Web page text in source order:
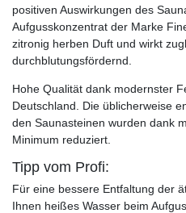
positiven Auswirkungen des
Aufgusskonzentrat der Marke
zitronig herben Duft und wirkt
durchblutungsfördernd.
Hohe Qualität dank modernster
Deutschland. Die üblicherweise
den Saunasteinen wurden dank
Minimum reduziert.
Tipp vom Profi:
Für eine bessere Entfaltung der
Ihnen heißes Wasser beim